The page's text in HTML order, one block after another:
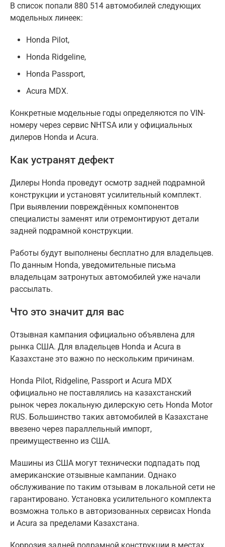
В список попали 880 514 автомобилей следующих
модельных линеек:
Honda Pilot,
Honda Ridgeline,
Honda Passport,
Acura MDX.
Конкретные модельные годы определяются по VIN-
номеру через сервис NHTSA или у официальных
дилеров Honda и Acura.
Как устранят дефект
Дилеры Honda проведут осмотр задней подрамной
конструкции и установят усилительный комплект.
При выявлении повреждённых компонентов
специалисты заменят или отремонтируют детали
задней подрамной конструкции.
Работы будут выполнены бесплатно для владельцев.
По данным Honda, уведомительные письма
владельцам затронутых автомобилей уже начали
рассылать.
Что это значит для вас
Отзывная кампания официально объявлена для
рынка США. Для владельцев Honda и Acura в
Казахстане это важно по нескольким причинам.
Honda Pilot, Ridgeline, Passport и Acura MDX
официально не поставлялись на казахстанский
рынок через локальную дилерскую сеть Honda Motor
RUS. Большинство таких автомобилей в Казахстане
ввезено через параллельный импорт,
преимущественно из США.
Машины из США могут технически подпадать под
американские отзывные кампании. Однако
обслуживание по таким отзывам в локальной сети не
гарантировано. Установка усилительного комплекта
возможна только в авторизованных сервисах Honda
и Acura за пределами Казахстана.